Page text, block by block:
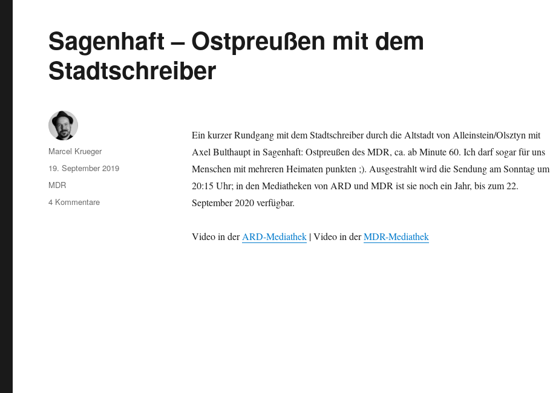
Sagenhaft – Ostpreußen mit dem
Stadtschreiber
Ein kurzer Rundgang mit dem Stadtschreiber durch die Altstadt von Alleinstein/Olsztyn mit
Axel Bulthaupt in Sagenhaft: Ostpreußen des MDR, ca. ab Minute 60. Ich darf sogar für uns
Menschen mit mehreren Heimaten punkten ;). Ausgestrahlt wird die Sendung am Sonntag um
20:15 Uhr; in den Mediatheken von ARD und MDR ist sie noch ein Jahr, bis zum 22.
September 2020 verfügbar.
Video in derARD-Mediathek| Video in derMDR-Mediathek
Autor
Marcel Krueger
Veröffentlicht
am
19. September 2019
Schlagwörter
MDR
4 Kommentarezu